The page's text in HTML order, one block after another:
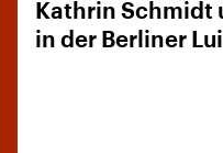
Kathrin Schmidt
in der Berliner